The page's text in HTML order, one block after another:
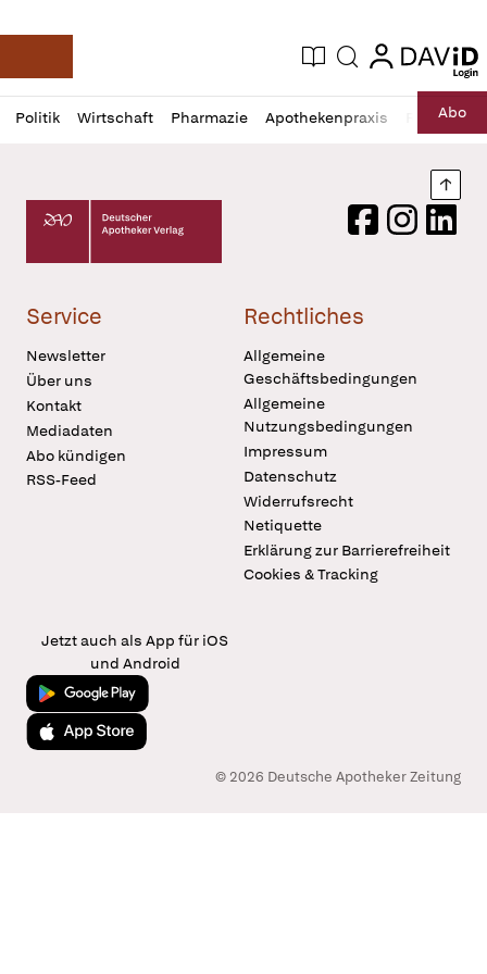
Deutsche Apotheker Zeitung
Aktuelle Ausgabe
Suche login
login
Politik Wirtschaft Pharmazie Apothekenpraxis RechtAbo
Profil
öffnen
Daz
Pur
Deutscher Apotheker Verlag Logo
FacebookInstagram
Service
Newsletter
Über uns
Kontakt
Mediadaten
Abo kündigen
RSS-Feed
Rechtliches
Allgemeine
Geschäftsbedingungen
Allgemeine
Nutzungsbedingungen
Impressum
Datenschutz
Widerrufsrecht
Netiquette
Erklärung zur Barrierefreiheit
Cookies & Tracking
Jetzt auch als App für iOS
und Android
Jetzt bei Google Play
Laden im App Store
© 2026 Deutsche Apotheker Zeitung